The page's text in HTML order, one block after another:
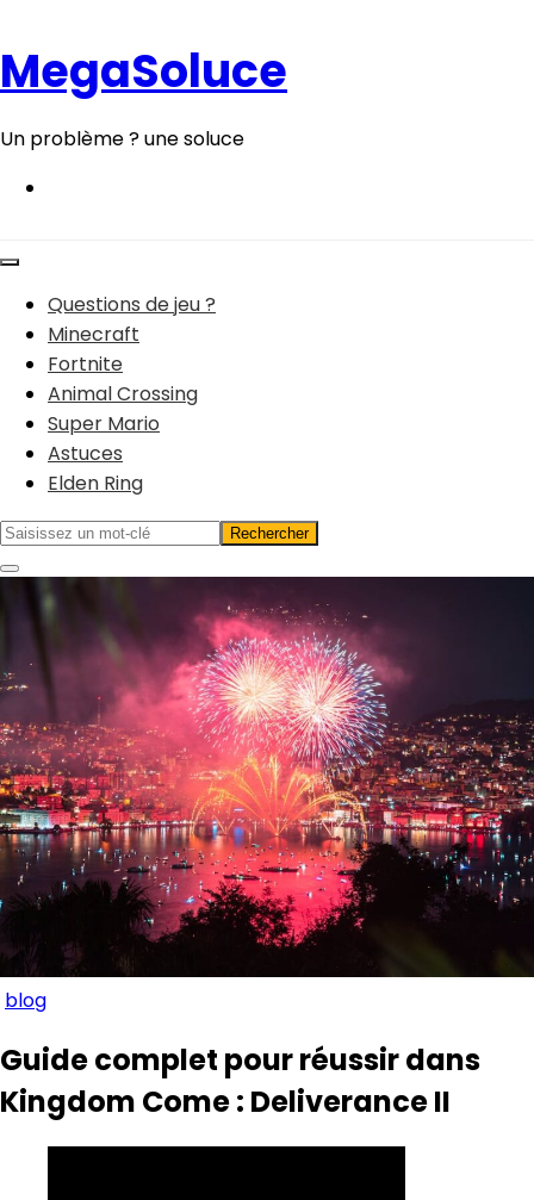
contenu
MegaSoluce
Un problème ? une soluce
Questions de jeu ?
Minecraft
Fortnite
Animal Crossing
Super Mario
Astuces
Elden Ring
blog
Guide complet pour réussir dans
Kingdom Come : Deliverance II